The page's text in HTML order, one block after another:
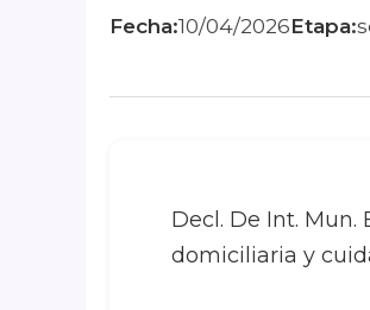
Fecha:10/04/2026Etapa:
Decl. De Int. Mun.
domiciliaria y